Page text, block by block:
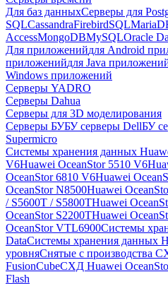
Для баз данныхСерверы для
SQLCassandraFirebirdSQL
AccessMongoDBMySQLOracle
Для приложенийдля Android
приложенийдля Java
Windows приложений
Серверы YADRO
Серверы Dahua
Серверы для 3D моделирования
Серверы БУБУ серверы DellБУ
Supermicro
Системы хранения данных
V6Huawei OceanStor 5510 V6
OceanStor 6810 V6Huawei
OceanStor N8500Huawei
/ S5600T / S5800THuawei
OceanStor S2200THuawei
OceanStor VTL6900Системы
DataСистемы хранения данных
уровняСнятые с производства
FusionCubeСХД Huawei
Flash